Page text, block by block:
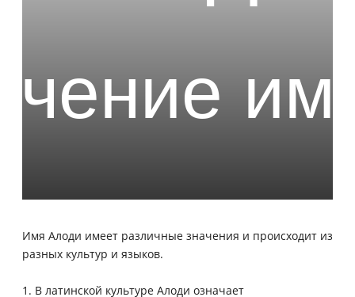
Имя Алоди имеет различные значения и происходит из
разных культур и языков.
1. В латинской культуре Алоди означает